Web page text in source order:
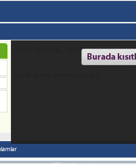
Cevap: Roportaj - EylulFM - Founderi - CısS
Guzel olmus emeginize saglık